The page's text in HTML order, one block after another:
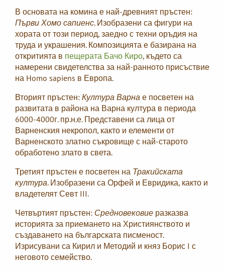
В основата на комина е най-древният пръстен:
Първи Хомо сапиенс. Изобразени са фигури на
хората от този период, заедно с техни оръдия на
труда и украшения. Композицията е базирана на
откритията в пещерата Бачо Киро, където са
намерени свидетелства за най-ранното присъствие
на Homo sapiens в Европа.
Вторият пръстен: Култура Варна е посветен на
развитата в района на Варна култура в периода
6000-4000г. пр.н.е. Представени са лица от
Варненския некропол, както и елементи от
Варненското златно съкровище с най-старото
обработено злато в света.
Третият пръстен е посветен на Тракийската
култура. Изобразени са Орфей и Евридика, както и
владетелят Севт III.
Четвъртият пръстен: Средновековие разказва
историята за приемането на Християнството и
създаването на българската писменост.
Изрисувани са Кирил и Методий и княз Борис I с
неговото семейство.